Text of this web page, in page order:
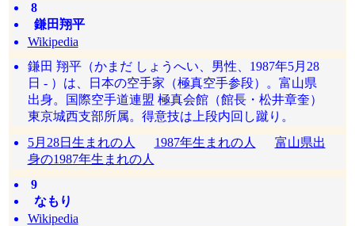
8
鎌田翔平
Wikipedia
鎌田 翔平（かまだ しょうへい、男性、1987年5月28
日 - ）は、日本の空手家（極真空手参段）。富山県
出身。国際空手道連盟 極真会館（館長・松井章奎）
東京城西支部所属。得意技は上段内回し蹴り。
5月28日生まれの人
1987年生まれの人
富山県出
身の1987年生まれの人
9
なもり
Wikipedia